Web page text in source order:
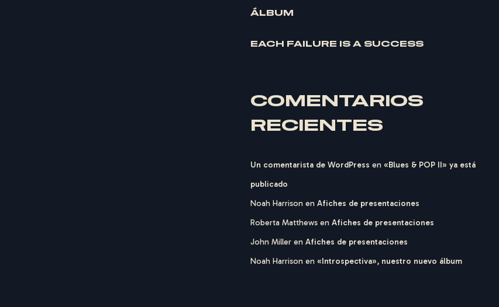
ÁLBUM
EACH FAILURE IS A SUCCESS
COMENTARIOS
RECIENTES
Un comentarista de WordPress en«Blues & POP II» ya está
publicado
Noah Harrison enAfiches de presentaciones
Roberta Matthews enAfiches de presentaciones
John Miller enAfiches de presentaciones
Noah Harrison en«Introspectiva», nuestro nuevo álbum